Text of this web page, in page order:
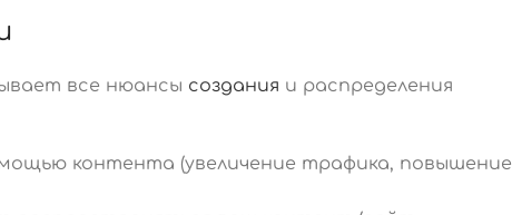
все нюансы создания и распределения
контента (увеличение трафика, повышение